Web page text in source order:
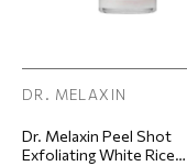
DR. MELAXIN
Dr. Melaxin Peel Shot
Exfoliating White Rice